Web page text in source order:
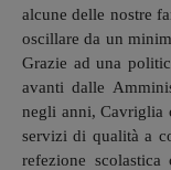
alcune delle nostre
oscillare da un
Grazie ad una
avanti dalle
negli anni, Cavriglia
servizi di qualità a
refezione